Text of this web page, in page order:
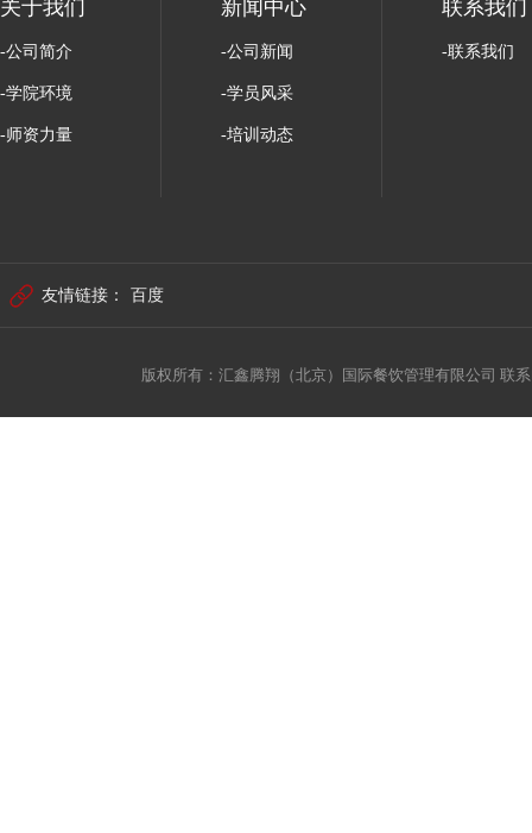
关于我们
-公司简介
-学院环境
-师资力量
新闻中心
-公司新闻
-学员风采
-培训动态
联系我们
-联系我们
友情链接： 百度
版权所有：汇鑫腾翔（北京）国际餐饮管理有限公司 联